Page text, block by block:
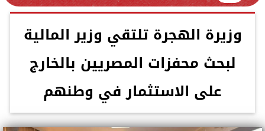
وزيرة الهجرة تلتقي وزير المالية
لبحث محفزات المصريين بالخارج
على الاستثمار في وطنهم